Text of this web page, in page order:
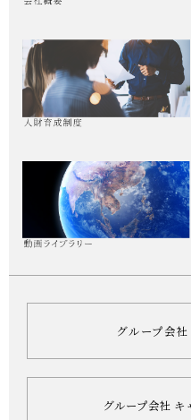
グループ会
グループ会社